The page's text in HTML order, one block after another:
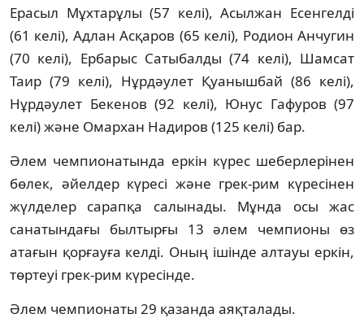
Ерасыл Мұхтарұлы (57 келі), Асылжан Есенгелді
(61 келі), Адлан Асқаров (65 келі), Родион Анчугин
(70 келі), Ербарыс Сатыбалды (74 келі), Шамсат
Таир (79 келі), Нұрдәулет Қуанышбай (86 келі),
Нұрдәулет Бекенов (92 келі), Юнус Гафуров (97
келі) және Омархан Надиров (125 келі) бар.
Әлем чемпионатында еркін күрес шеберлерінен
бөлек, әйелдер күресі және грек-рим күресінен
жүлделер сарапқа салынады. Мұнда осы жас
санатындағы былтырғы 13 әлем чемпионы өз
атағын қорғауға келді. Оның ішінде алтауы еркін,
төртеуі грек-рим күресінде.
Әлем чемпионаты 29 қазанда аяқталады.